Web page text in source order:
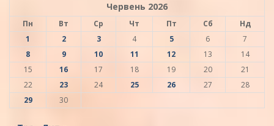
Червень 2026
Пн Вт Ср Чт Пт Сб
Нд
1
2 3 4 5 6
7
8
9 10 11 12 13
14
15
16 17 18 19 20
21
22
23 24 25 26 27
28
29
30